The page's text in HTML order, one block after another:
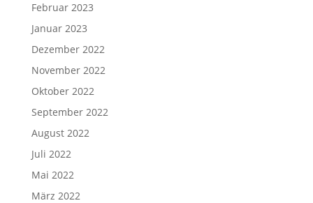
Februar 2023
Januar 2023
Dezember 2022
November 2022
Oktober 2022
September 2022
August 2022
Juli 2022
Mai 2022
März 2022